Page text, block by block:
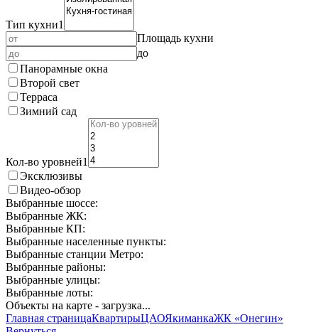
Тип кухни1
Площадь кухни
до
Панорамные окна
Второй свет
Терраса
Зимний сад
Кол-во уровней1
Эксклюзивы
Видео-обзор
Выбранные шоссе:
Выбранные ЖК:
Выбранные КП:
Выбранные населенные пункты:
Выбранные станции Метро:
Выбранные районы:
Выбранные улицы:
Выбранные лоты:
Объекты на карте - загрузка...
Главная страницаКвартирыЦАОЯкиманкаЖК «Онегин»